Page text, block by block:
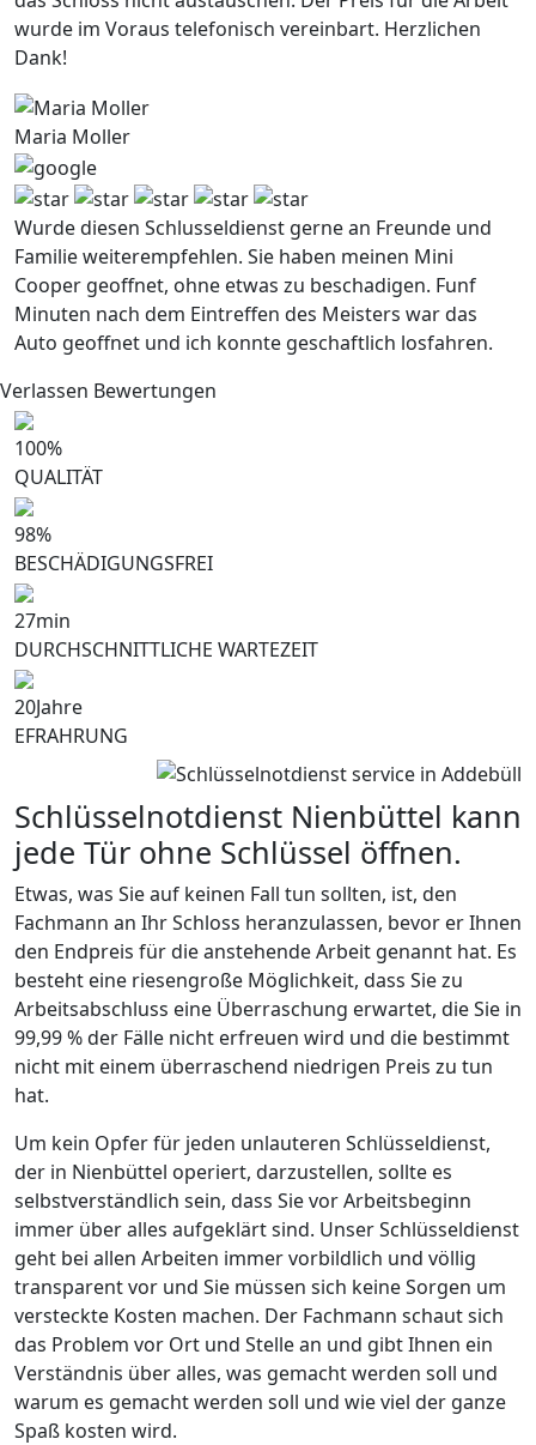
wurde im Voraus telefonisch vereinbart. Herzlichen
Dank!
Maria Moller
Wurde diesen Schlusseldienst gerne an Freunde und
Familie weiterempfehlen. Sie haben meinen Mini
Cooper geoffnet, ohne etwas zu beschadigen. Funf
Minuten nach dem Eintreffen des Meisters war das
Auto geoffnet und ich konnte geschaftlich losfahren.
Verlassen Bewertungen
100%
QUALITÄT
98%
BESCHÄDIGUNGSFREI
27min
DURCHSCHNITTLICHE WARTEZEIT
20Jahre
EFRAHRUNG
Schlüsselnotdienst Nienbüttel kann
jede Tür ohne Schlüssel öffnen.
Etwas, was Sie auf keinen Fall tun sollten, ist, den
Fachmann an Ihr Schloss heranzulassen, bevor er Ihnen
den Endpreis für die anstehende Arbeit genannt hat. Es
besteht eine riesengroße Möglichkeit, dass Sie zu
Arbeitsabschluss eine Überraschung erwartet, die Sie in
99,99 % der Fälle nicht erfreuen wird und die bestimmt
nicht mit einem überraschend niedrigen Preis zu tun
hat.
Um kein Opfer für jeden unlauteren Schlüsseldienst,
der in Nienbüttel operiert, darzustellen, sollte es
selbstverständlich sein, dass Sie vor Arbeitsbeginn
immer über alles aufgeklärt sind. Unser Schlüsseldienst
geht bei allen Arbeiten immer vorbildlich und völlig
transparent vor und Sie müssen sich keine Sorgen um
versteckte Kosten machen. Der Fachmann schaut sich
das Problem vor Ort und Stelle an und gibt Ihnen ein
Verständnis über alles, was gemacht werden soll und
warum es gemacht werden soll und wie viel der ganze
Spaß kosten wird.